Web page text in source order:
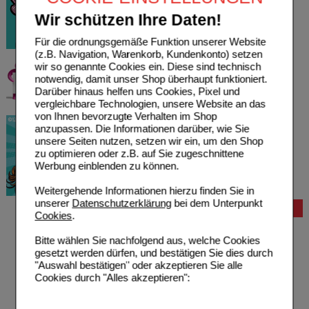
Wir schützen Ihre Daten!
Für die ordnungsgemäße Funktion unserer Website
(z.B. Navigation, Warenkorb, Kundenkonto) setzen
wir so genannte Cookies ein. Diese sind technisch
notwendig, damit unser Shop überhaupt funktioniert.
Darüber hinaus helfen uns Cookies, Pixel und
vergleichbare Technologien, unsere Website an das
von Ihnen bevorzugte Verhalten im Shop
anzupassen. Die Informationen darüber, wie Sie
unsere Seiten nutzen, setzen wir ein, um den Shop
zu optimieren oder z.B. auf Sie zugeschnittene
Werbung einblenden zu können.
Weitergehende Informationen hierzu finden Sie in
unserer Datenschutzerklärungbei dem Unterpunkt
Cookies.
Bitte wählen Sie nachfolgend aus, welche Cookies
gesetzt werden dürfen, und bestätigen Sie dies durch
"Auswahl bestätigen" oder akzeptieren Sie alle
Cookies durch "Alles akzeptieren":
Bestellung
Hilfe zum Bestellvorgang
Zahlungsmöglichkeiten
Rezepte einlösen
Freiumschläge anfordern